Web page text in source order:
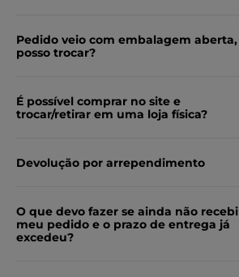
Pedido veio com embalagem aberta,
posso trocar?
É possível comprar no site e
trocar/retirar em uma loja física?
Devolução por arrependimento
O que devo fazer se ainda não recebi
meu pedido e o prazo de entrega já
excedeu?